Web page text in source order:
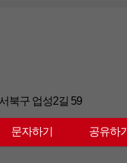
문자하기 공유하기
북구 업성2길 59
5221
(토/일/공휴일 휴무)